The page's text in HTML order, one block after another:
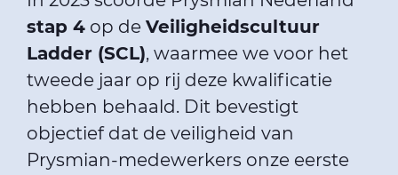
stap 4 op de Veiligheidscultuur
Ladder (SCL), waarmee we voor het
tweede jaar op rij deze kwalificatie
hebben behaald. Dit bevestigt
objectief dat de veiligheid van
Prysmian-medewerkers onze eerste